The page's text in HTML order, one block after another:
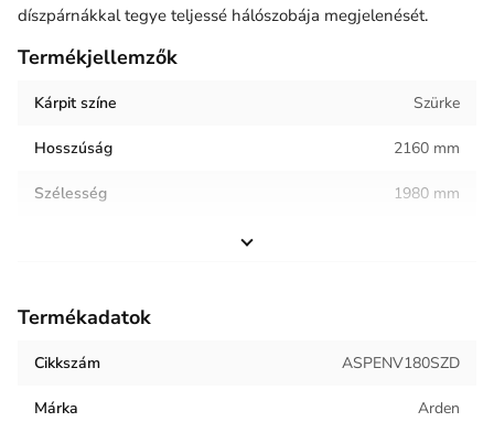
díszpárnákkal tegye teljessé hálószobája megjelenését.
Termékjellemzők
Kárpit színe Szürke
Hosszúság 2160 mm
Szélesség 1980 mm
Termék súlya
Kárpit anyaga Bársony
Termékadatok
Cikkszám ASPENV180SZD
Márka Arden